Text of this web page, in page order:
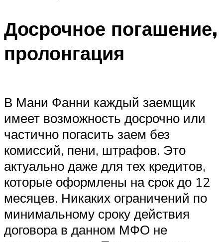
Досрочное погашение,
пролонгация
В Мани Фанни каждый заемщик
имеет возможность досрочно или
частично погасить заем без
комиссий, пени, штрафов. Это
актуально даже для тех кредитов,
которые оформлены на срок до 12
месяцев. Никаких ограничений по
минимальному сроку действия
договора в данном МФО не